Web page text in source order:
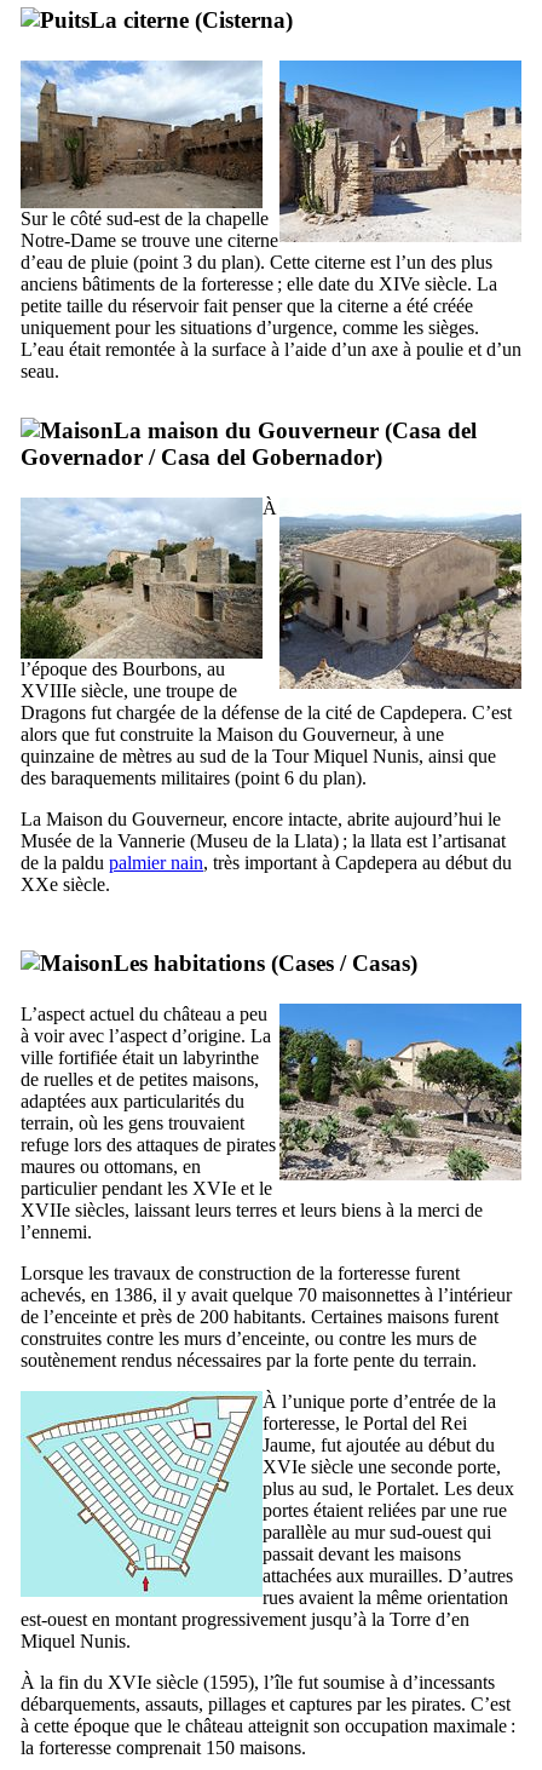
La citerne (Cisterna)
Sur le côté sud-est de la chapelle
Notre-Dame se trouve une citerne
d’eau de pluie (point 3 du plan). Cette citerne est l’un des plus
anciens bâtiments de la forteresse ; elle date du XIVe siècle. La
petite taille du réservoir fait penser que la citerne a été créée
uniquement pour les situations d’urgence, comme les sièges.
L’eau était remontée à la surface à l’aide d’un axe à poulie et d’un
seau.
La maison du Gouverneur (Casa del
Governador / Casa del Gobernador)
À
l’époque des Bourbons, au
XVIIIe siècle, une troupe de
Dragons fut chargée de la défense de la cité de Capdepera. C’est
alors que fut construite la Maison du Gouverneur, à une
quinzaine de mètres au sud de la TourMiquel Nunis, ainsi que
des baraquements militaires (point 6 du plan).
La Maison du Gouverneur, encore intacte, abrite aujourd’hui le
Musée de la Vannerie (Museu de la Llata) ; la llata est l’artisanat
de la paldu palmier nain, très important à Capdepera au début du
XXe siècle.
Les habitations (Cases / Casas)
L’aspect actuel du château a peu
à voir avec l’aspect d’origine. La
ville fortifiée était un labyrinthe
de ruelles et de petites maisons,
adaptées aux particularités du
terrain, où les gens trouvaient
refuge lors des attaques de pirates
maures ou ottomans, en
particulier pendant les XVIe et le
XVIIe siècles, laissant leurs terres et leurs biens à la merci de
l’ennemi.
Lorsque les travaux de construction de la forteresse furent
achevés, en 1386, il y avait quelque 70 maisonnettes à l’intérieur
de l’enceinte et près de 200 habitants. Certaines maisons furent
construites contre les murs d’enceinte, ou contre les murs de
soutènement rendus nécessaires par la forte pente du terrain.
À l’unique porte d’entrée de la
forteresse, le Portal del Rei
Jaume, fut ajoutée au début du
XVIe siècle une seconde porte,
plus au sud, le Portalet. Les deux
portes étaient reliées par une rue
parallèle au mur sud-ouest qui
passait devant les maisons
attachées aux murailles. D’autres
rues avaient la même orientation
est-ouest en montant progressivement jusqu’à la Torre d’en
Miquel Nunis.
À la fin du XVIe siècle (1595), l’île fut soumise à d’incessants
débarquements, assauts, pillages et captures par les pirates. C’est
à cette époque que le château atteignit son occupation maximale :
la forteresse comprenait 150 maisons.